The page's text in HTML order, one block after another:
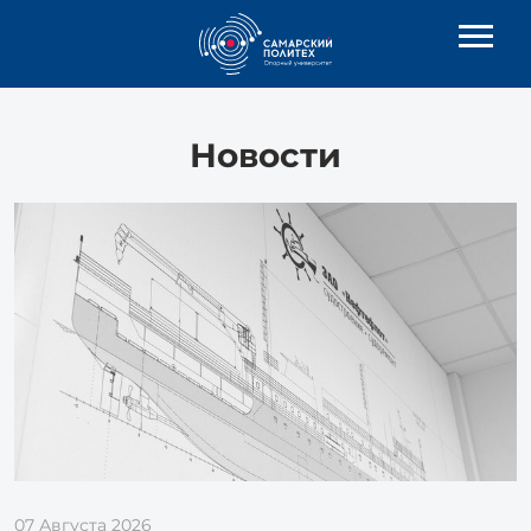
Новости
07 Августа 2026